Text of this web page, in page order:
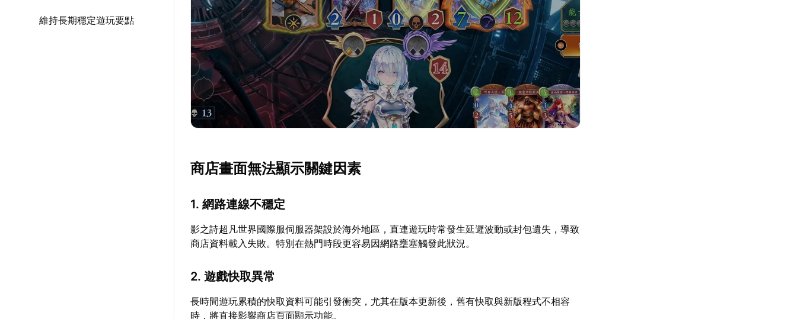
維持長期穩定遊玩要點
商店畫面無法顯示關鍵因素
1. 網路連線不穩定
影之詩超凡世界國際服伺服器架設於海外地區，直連遊玩時常發生延遲波動或封包遺失，導致
商店資料載入失敗。特別在熱門時段更容易因網路壅塞觸發此狀況。
2. 遊戲快取異常
長時間遊玩累積的快取資料可能引發衝突，尤其在版本更新後，舊有快取與新版程式不相容
時，將直接影響商店頁面顯示功能。